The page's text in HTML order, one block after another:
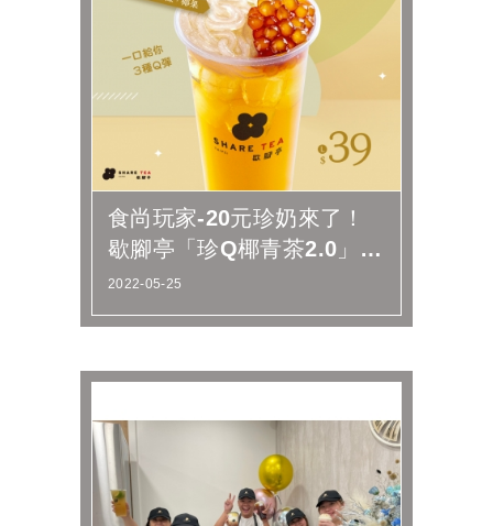
食尚玩家-20元珍奶來了！
歇腳亭「珍Q椰青茶2.0」買
一送一
2022-05-25